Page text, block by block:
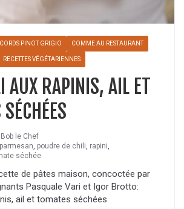
PINOT GRIGIO COMME AU RESTAURANT
RECETTES VÉGÉTARIENNES
AUX RAPINIS, AIL ET
Bob le Chef
parmesan, poudre de chili, rapini,
séchée
de pâtes maison, concoctée par
Pasquale Vari et Igor Brotto:
ail et tomates séchées